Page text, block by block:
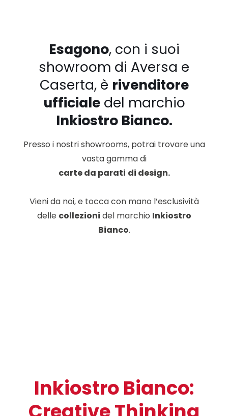
Esagono, con i suoi
showroom di Aversa e
Caserta, è rivenditore
ufficialedel marchio
Inkiostro Bianco.
Presso i nostri showrooms, potrai trovare una
vasta gamma di
carte da parati di design.
Vieni da noi, e tocca con mano l’esclusività
delle collezioni del marchio Inkiostro
Bianco.
Inkiostro Bianco: